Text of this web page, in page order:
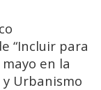
“Incluir para
en la
Urbanismo